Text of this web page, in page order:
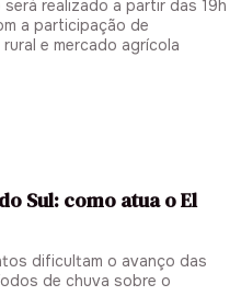
realizado a partir das 19h
a participação de
rural e mercado agrícola
Sul: como atua o El
dificultam o avanço das
de chuva sobre o